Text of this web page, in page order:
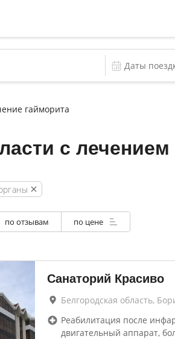
гайморита
с лечением
по отзывам по цене
Санаторий Красиво
Белгородская область,
Реабилитация после
двигательный аппарат,